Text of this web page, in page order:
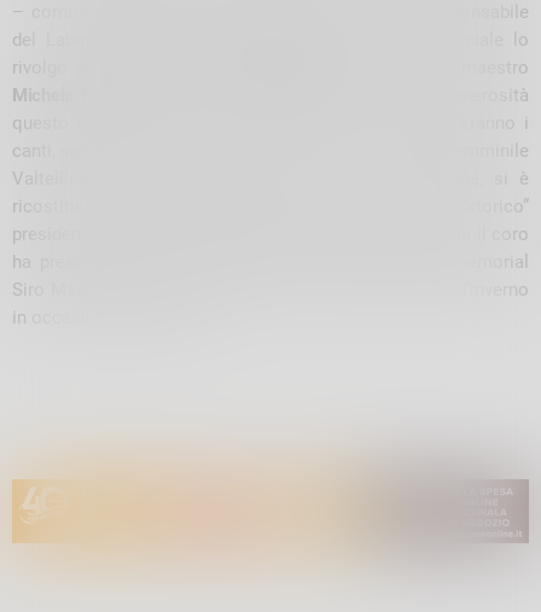
– commenta Paola Mara De Maestri- poetessa responsabile
del Laboratorio Poetico di èValtellina. Un grazie speciale lo
rivolgo al
, diretto dal maestro
Michele Franzina
per aver accettato con solerzia e generosità
questo nostro invito”. Alle letture poetiche si alterneranno i
canti, sempre molto apprezzati, del coro. Il Coro CAI femminile
Valtellinese, composto da circa una ventina di donne, si è
ricostituito nel settembre del 2018 per volontà dello “storico”
presidente Enrico Pelucchi. Diversi gli eventi canori a cui il coro
ha preso parte nel corso degli anni, tra gli ultimi il memorial
Siro Mauro nel mese di ottobre e il concerto Armonie d’inverno
in occasione del Natale.